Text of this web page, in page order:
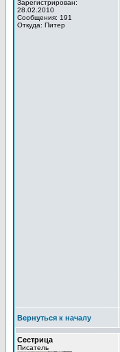
Зарегистрирован:
28.02.2010
Сообщения: 191
Откуда: Питер
Вернуться к началу
Сестрица
Писатель